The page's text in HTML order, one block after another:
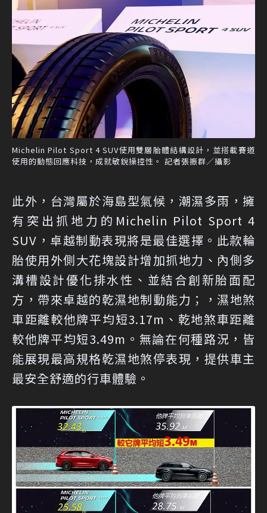
Michelin Pilot Sport 4 SUV使用雙層胎體結構設計，並搭載賽道
使用的動態回應科技，成就敏銳操控性。 記者張振群／攝影
此外，台灣屬於海島型氣候，潮濕多雨，擁
有突出抓地力的Michelin Pilot Sport 4
SUV，卓越制動表現將是最佳選擇。此款輪
胎使用外側大花塊設計增加抓地力、內側多
溝槽設計優化排水性、並結合創新胎面配
方，帶來卓越的乾濕地制動能力；，濕地煞
車距離較他牌平均短3.17m、乾地煞車距離
較他牌平均短3.49m。無論在何種路況，皆
能展現最高規格乾濕地煞停表現，提供車主
最安全舒適的行車體驗。